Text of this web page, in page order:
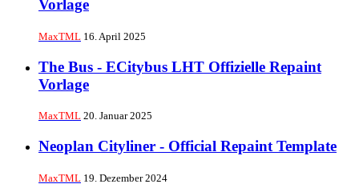
Vorlage
MaxTML 16. April 2025
The Bus - ECitybus LHT Offizielle Repaint
Vorlage
MaxTML 20. Januar 2025
Neoplan Cityliner - Official Repaint Template
MaxTML 19. Dezember 2024